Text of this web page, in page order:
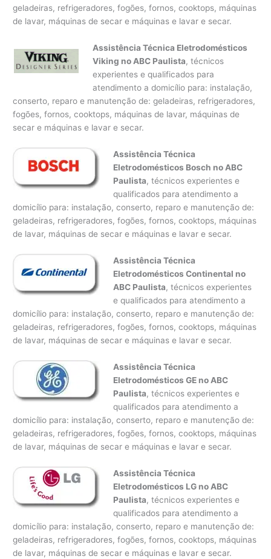
geladeiras, refrigeradores, fogões, fornos, cooktops, máquinas
de lavar, máquinas de secar e máquinas e lavar e secar.
Assistência Técnica Eletrodomésticos
Viking no ABC Paulista, técnicos
experientes e qualificados para
atendimento a domicílio para: instalação,
conserto, reparo e manutenção de: geladeiras, refrigeradores,
fogões, fornos, cooktops, máquinas de lavar, máquinas de
secar e máquinas e lavar e secar.
Assistência Técnica
Eletrodomésticos Bosch no ABC
Paulista, técnicos experientes e
qualificados para atendimento a
domicílio para: instalação, conserto, reparo e manutenção de:
geladeiras, refrigeradores, fogões, fornos, cooktops, máquinas
de lavar, máquinas de secar e máquinas e lavar e secar.
Assistência Técnica
Eletrodomésticos Continental no
ABC Paulista, técnicos experientes
e qualificados para atendimento a
domicílio para: instalação, conserto, reparo e manutenção de:
geladeiras, refrigeradores, fogões, fornos, cooktops, máquinas
de lavar, máquinas de secar e máquinas e lavar e secar.
Assistência Técnica
Eletrodomésticos GE no ABC
Paulista, técnicos experientes e
qualificados para atendimento a
domicílio para: instalação, conserto, reparo e manutenção de:
geladeiras, refrigeradores, fogões, fornos, cooktops, máquinas
de lavar, máquinas de secar e máquinas e lavar e secar.
Assistência Técnica
Eletrodomésticos LG no ABC
Paulista, técnicos experientes e
qualificados para atendimento a
domicílio para: instalação, conserto, reparo e manutenção de:
geladeiras, refrigeradores, fogões, fornos, cooktops, máquinas
de lavar, máquinas de secar e máquinas e lavar e secar.